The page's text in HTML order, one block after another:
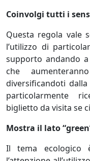
Coinvolgi tutti i
Questa regola vale
l’utilizzo di
supporto andando
che
diversificandoti
particolarmente
biglietto da visita se
Mostra il lato
Il tema ecologico